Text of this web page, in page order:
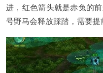
进，红色箭头就是赤兔的
号野马会释放踩踏，需要提